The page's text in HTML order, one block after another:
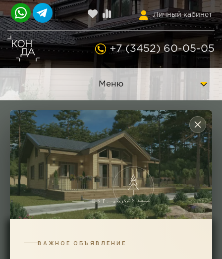
Личный кабинет
+7 (3452) 60-05-05
Меню
KONDA
EST. 2010
ВАЖНОЕ ОБЪЯВЛЕНИЕ
Строительство
деревянных домов в
Тюмени под ключ